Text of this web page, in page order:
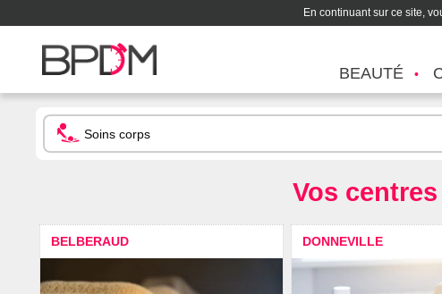
En continuant sur ce site,
BEAUTÉ
Vos
BELBERAUD DONNEVILLE